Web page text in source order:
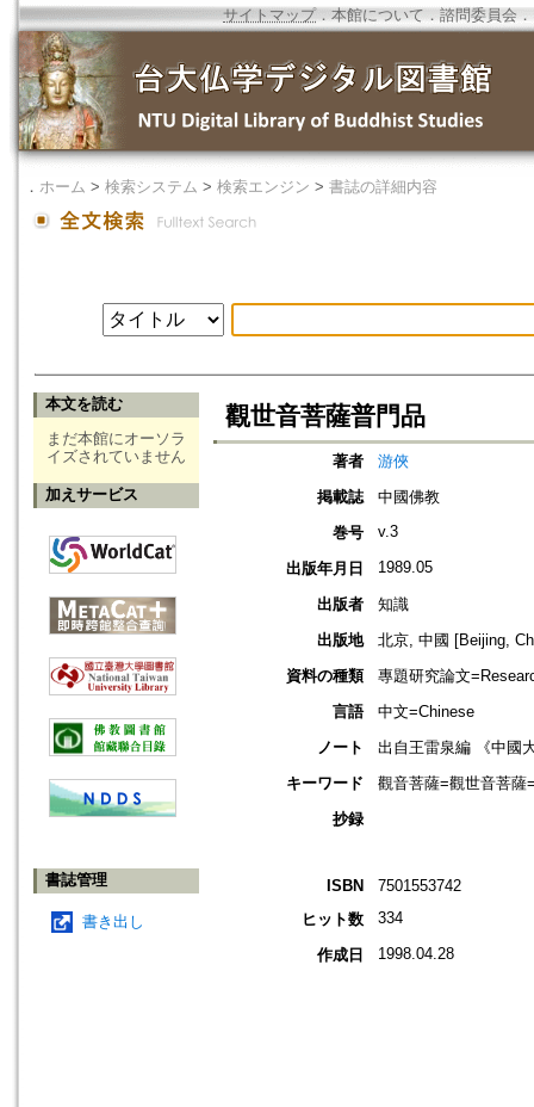
サイトマップ．本館について ． 諮問委員会 ．
． ホーム > 検索システム > 検索エンジン > 書誌の詳細内容
本文を読む
まだ本館にオーソラ
イズされていません
加えサービス
書誌管理
書き出し
觀世音菩薩普門品
著者
游俠
掲載誌
中國佛教
巻号
v.3
出版年月日 1989.05
出版者
知識
出版地
北京, 中國 [Beijing,
資料の種類
專題研究論文
言語
中文=Chinese
ノート
出自王雷泉編 《中國
キーワード
觀音菩薩=觀世音菩
抄録
ISBN
7501553742
ヒット数
334
作成日 1998.04.28